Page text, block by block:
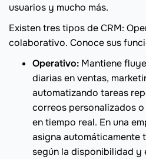
usuarios y mucho más.
Existen tres tipos de CRM:
colaborativo. Conoce sus
Operativo: Mantiene
diarias en ventas,
automatizando tareas
correos personalizados
en tiempo real. En una
asigna automáticamente
según la disponibilidad y